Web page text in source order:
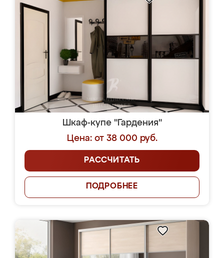
Шкаф-купе "Гардения"
Цена: от 38 000 руб.
РАССЧИТАТЬ
ПОДРОБНЕЕ